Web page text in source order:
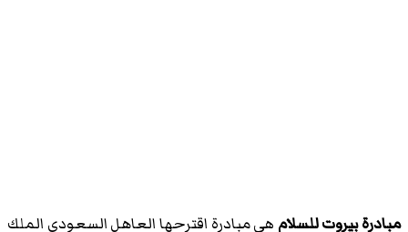
مبادرة بيروت للسلام هي مبادرة اقترحها العاهل السعودي الملك